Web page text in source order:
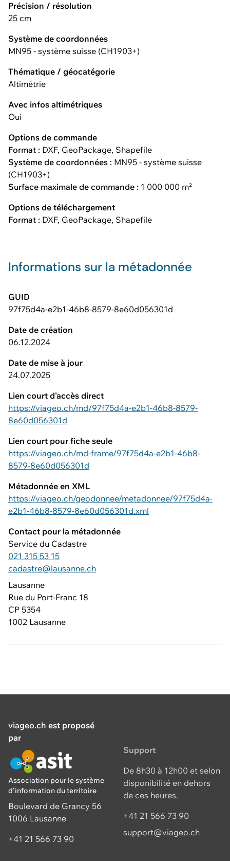
Précision / résolution
25 cm
Système de coordonnées
MN95 - système suisse (CH1903+)
Thématique / géocatégorie
Altimétrie
Avec infos altimétriques
Oui
Options de commande
Format : DXF, GeoPackage, Shapefile
Système de coordonnées : MN95 - système suisse
(CH1903+)
Surface maximale de commande : 1 000 000 m²
Options de téléchargement
Format : DXF, GeoPackage, Shapefile
Informations sur la métadonnée
GUID
97f75d4a-e2b1-46b8-8579-8e60d056301d
Date de création
06.12.2024
Date de mise à jour
24.07.2025
Lien court d'accès direct
https://viageo.ch/md/97f75d4a-e2b1-46b8-8579-
8e60d056301d
Lien court pour fiche seule
https://viageo.ch/md-frame/97f75d4a-e2b1-46b8-
8579-8e60d056301d
Métadonnée en XML
https://viageo.ch/geodonnee/metadonnee/97f75d4a-
e2b1-46b8-8579-8e60d056301d.xml
Contact pour la métadonnée
Service du Cadastre
021 315 53 15
cadastre@lausanne.ch
Lausanne
Rue du Port-Franc 18
CP 5354
1002 Lausanne
viageo.ch est proposé
par
Association pour le système
d'information du territoire
Boulevard de Grancy 56
1006 Lausanne
+41 21 566 73 90
Support
De 8h30 à 12h00 et selon
disponibilité en dehors
de ces heures.
+41 21 566 73 90
support@viageo.ch